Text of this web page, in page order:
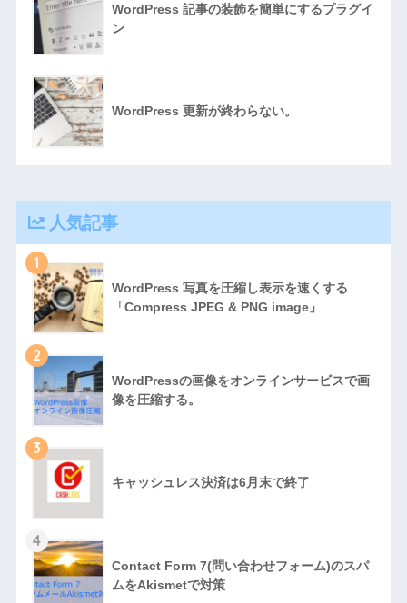
WordPress 記事の装飾を簡単にするプラグイ
ン
WordPress 更新が終わらない。
人気記事
1
WordPress 写真を圧縮し表示を速くする
「Compress JPEG & PNG image」
2
WordPressの画像をオンラインサービスで画
像を圧縮する。
3
キャッシュレス決済は6月末で終了
4
Contact Form 7(問い合わせフォーム)のスパ
ムをAkismetで対策